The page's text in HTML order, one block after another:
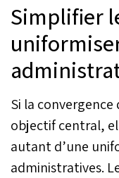
Simplifier
Si la
objectif central,
autant d’une
administratives.